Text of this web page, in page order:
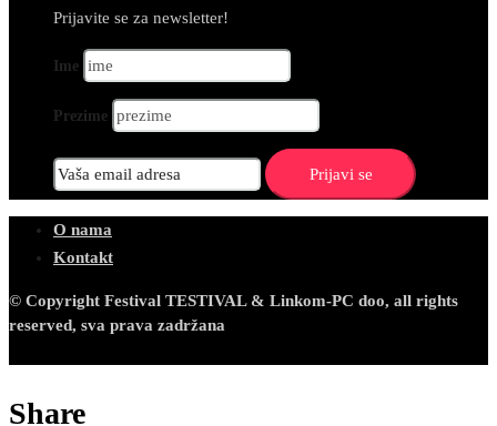
Prijavite se za newsletter!
Ime
Prezime
O nama
Kontakt
© Copyright Festival TESTIVAL & Linkom-PC doo, all rights
reserved, sva prava zadržana
Share